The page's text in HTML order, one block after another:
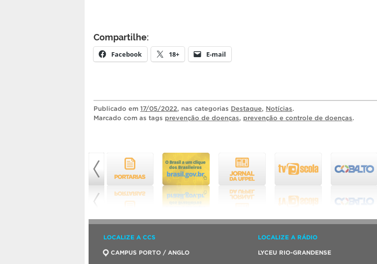
Compartilhe:
Facebook 18+ E-mail
Publicado em 17/05/2022, nas categorias Destaque, Notícias.
Marcado com as tags prevenção de doenças, prevenção e controle de doenças.
LOCALIZE A CCS
CAMPUS PORTO / ANGLO
LOCALIZE A RÁDIO
LYCEU RIO-GRANDENSE